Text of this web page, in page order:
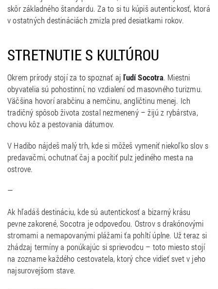
skôr základného štandardu. Za to si tu kúpiš autentickosť, ktorá
v ostatných destináciách zmizla pred desiatkami rokov.
STRETNUTIE S KULTÚROU
Okrem prírody stojí za to spoznať ajľudí Socotra. Miestni
obyvatelia sú pohostinní, no vzdialení od masovného turizmu.
Väčšina hovorí arabčinu a nemčinu, angličtinu menej. Ich
tradičný spôsob života zostal nezmenený – žijú z rybárstva,
chovu kôz a pestovania dátumov.
V Hadibo nájdeš malý trh, kde si môžeš vymeniť niekoľko slov s
predavačmi, ochutnať čaj a pocítiť pulz jediného mesta na
ostrove.
—
Ak hľadáš destináciu, kde sú autentickosť a bizarný krásu
pevne zakorené, Socotra je odpoveďou. Ostrov s drakónovými
stromami a nemapovanými plážami ťa pohltí úplne. Už teraz si
zhádzaj termíny a ponúkajúc si sprievodcu – toto miesto stojí
na zozname každého cestovatela, ktorý chce vidieť svet v jeho
najsurovejšom stave.